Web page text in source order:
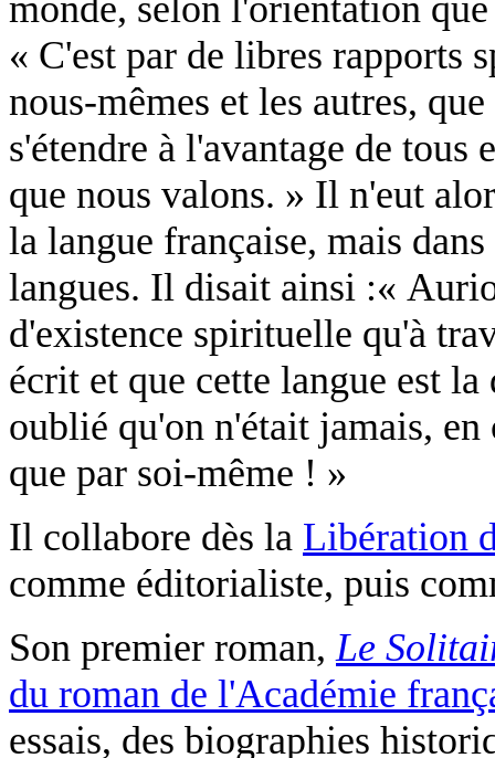
monde, selon l'orientation
« C'est par de libres rapports
nous-mêmes et les autres,
s'étendre à l'avantage de tous
que nous valons. » Il n'eut
la langue française, mais
langues. Il disait ainsi :«
d'existence spirituelle qu'à
écrit et que cette langue est
oublié qu'on n'était jamais,
que par soi-même ! »
Il collabore dès la Libération
comme éditorialiste, puis
Son premier roman,Le
du roman de l'Académie
essais, des biographies